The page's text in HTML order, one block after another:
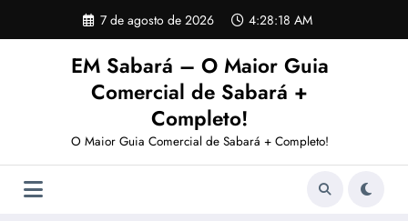
o
7 de agosto de 2026 4:28:20 AM
EM Sabará – O Maior Guia
Comercial de Sabará +
Completo!
O Maior Guia Comercial de Sabará + Completo!